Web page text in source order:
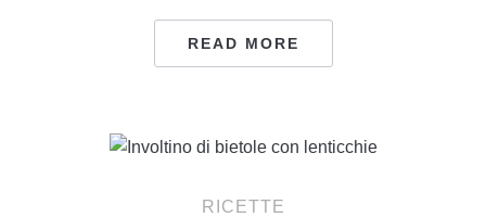
READ MORE
RICETTE